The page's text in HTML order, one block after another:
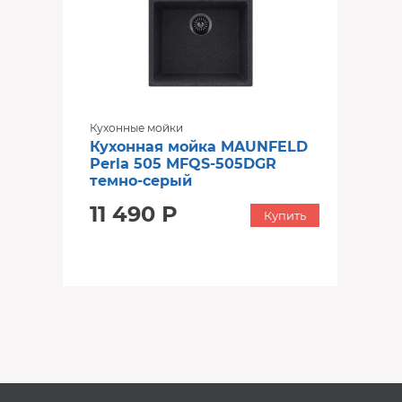
Кухонные мойки
Кухонная мойка MAUNFELD
Perla 505 MFQS-505DGR
темно-серый
11 490 Р Купить